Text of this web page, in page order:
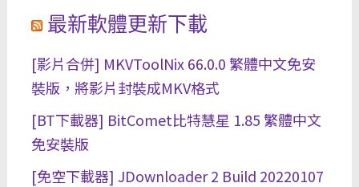
最新軟體更新下載
[影片合併] MKVToolNix 66.0.0 繁體中文免安
裝版，將影片封裝成MKV格式
[BT下載器] BitComet比特慧星 1.85 繁體中文
免安裝版
[免空下載器] JDownloader 2 Build 20220107